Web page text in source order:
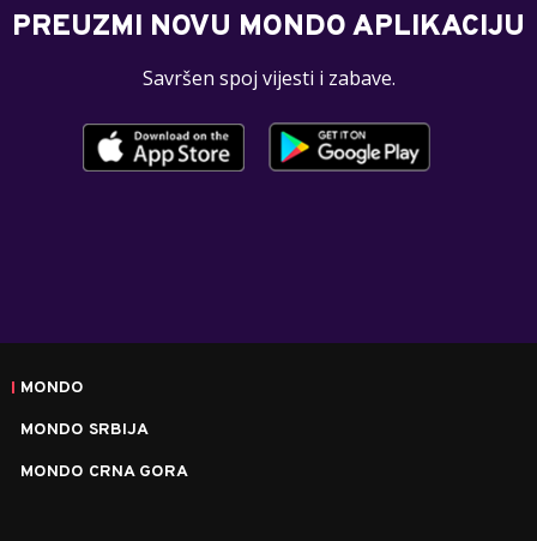
PREUZMI NOVU MONDO APLIKACIJU
Savršen spoj vijesti i zabave.
MONDO
MONDO SRBIJA
MONDO CRNA GORA